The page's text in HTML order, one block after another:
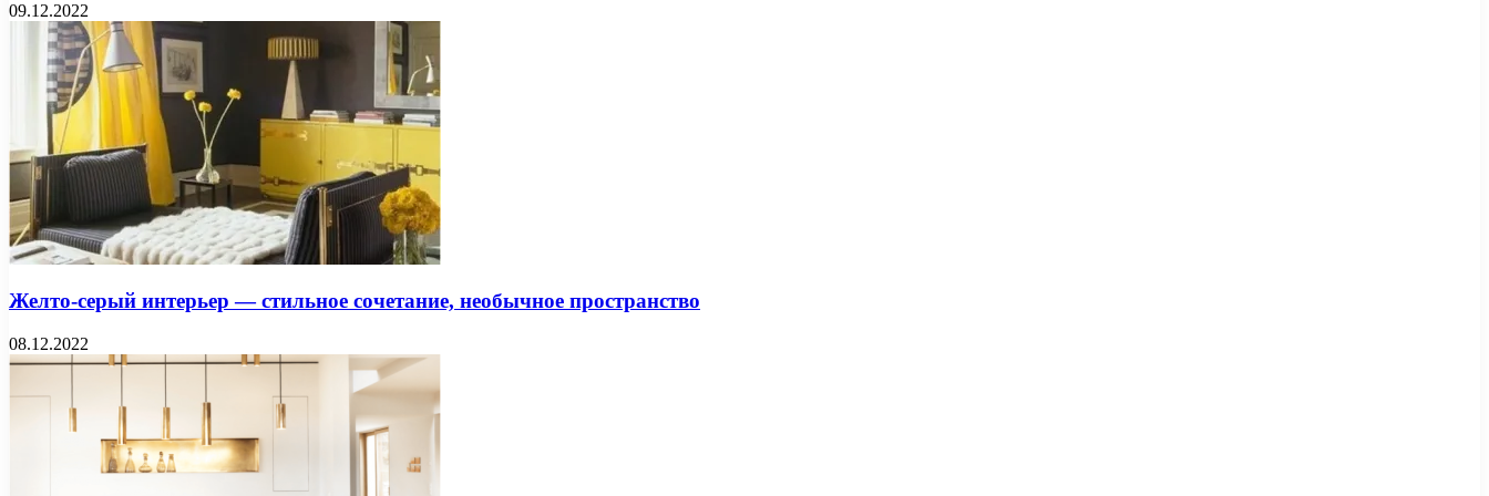
09.12.2022
Желто-серый интерьер — стильное сочетание, необычное пространство
08.12.2022